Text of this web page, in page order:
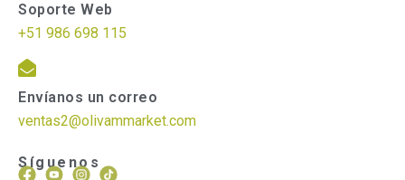
Soporte Web
+51 986 698 115
Envíanos un correo
ventas2@olivammarket.com
Síguenos